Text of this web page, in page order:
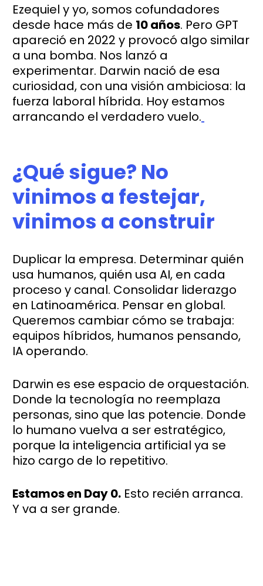
Ezequiel y yo, somos cofundadores
desde hace más de 10 años. Pero GPT
apareció en 2022 y provocó algo similar
a una bomba. Nos lanzó a
experimentar. Darwin nació de esa
curiosidad, con una visión ambiciosa: la
fuerza laboral híbrida. Hoy estamos
arrancando el verdadero vuelo.
¿Qué sigue? No
vinimos a festejar,
vinimos a construir
Duplicar la empresa. Determinar quién
usa humanos, quién usa AI, en cada
proceso y canal. Consolidar liderazgo
en Latinoamérica. Pensar en global.
Queremos cambiar cómo se trabaja:
equipos híbridos, humanos pensando,
IA operando.
Darwin es ese espacio de orquestación.
Donde la tecnología no reemplaza
personas, sino que las potencie. Donde
lo humano vuelva a ser estratégico,
porque la inteligencia artificial ya se
hizo cargo de lo repetitivo.
Estamos en Day 0. Esto recién arranca.
Y va a ser grande.